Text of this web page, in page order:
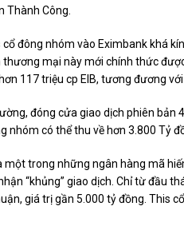
Thành Công.
đông nhóm vào Eximbank khá
mại này mới chính thức
117 triệu cp EIB, tương đương
đóng cửa giao dịch phiên bản
nhóm có thể thu về hơn 3.800 Tỷ
một trong những ngân hàng mã
“khủng” giao dịch. Chỉ từ đầu
giá trị gần 5.000 tỷ đồng. This